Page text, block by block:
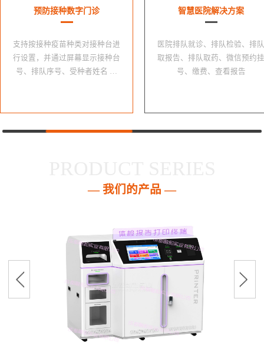
预防接种数字门诊
支持按接种疫苗种类对接种台进
行设置，并通过屏幕显示接种台
号、排队序号、受种者姓名 …
智慧医院解决方案
医院排队就诊、排队检验、排队
取报告、排队取药、微信预约挂
号、缴费、查看报告
— 我们的产品 —